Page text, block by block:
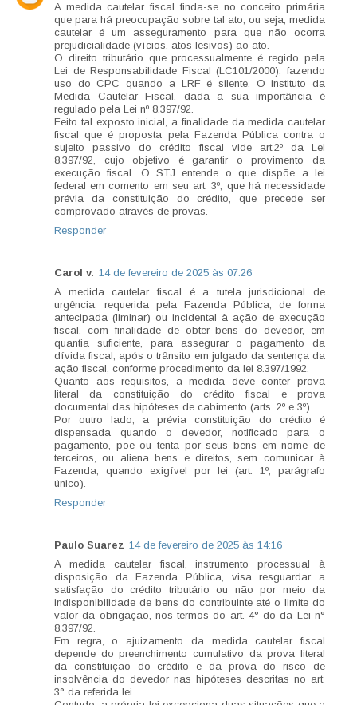
A medida cautelar fiscal finda-se no conceito primária
que para há preocupação sobre tal ato, ou seja, medida
cautelar é um asseguramento para que não ocorra
prejudicialidade (vícios, atos lesivos) ao ato.
O direito tributário que processualmente é regido pela
Lei de Responsabilidade Fiscal (LC101/2000), fazendo
uso do CPC quando a LRF é silente. O instituto da
Medida Cautelar Fiscal, dada a sua importância é
regulado pela Lei nº 8.397/92.
Feito tal exposto inicial, a finalidade da medida cautelar
fiscal que é proposta pela Fazenda Pública contra o
sujeito passivo do crédito fiscal vide art.2º da Lei
8.397/92, cujo objetivo é garantir o provimento da
execução fiscal. O STJ entende o que dispõe a lei
federal em comento em seu art. 3º, que há necessidade
prévia da constituição do crédito, que precede ser
comprovado através de provas.
Responder
Carol v. 14 de fevereiro de 2025 às 07:26
A medida cautelar fiscal é a tutela jurisdicional de
urgência, requerida pela Fazenda Pública, de forma
antecipada (liminar) ou incidental à ação de execução
fiscal, com finalidade de obter bens do devedor, em
quantia suficiente, para assegurar o pagamento da
dívida fiscal, após o trânsito em julgado da sentença da
ação fiscal, conforme procedimento da lei 8.397/1992.
Quanto aos requisitos, a medida deve conter prova
literal da constituição do crédito fiscal e prova
documental das hipóteses de cabimento (arts. 2º e 3º).
Por outro lado, a prévia constituição do crédito é
dispensada quando o devedor, notificado para o
pagamento, põe ou tenta por seus bens em nome de
terceiros, ou aliena bens e direitos, sem comunicar à
Fazenda, quando exigível por lei (art. 1º, parágrafo
único).
Responder
Paulo Suarez 14 de fevereiro de 2025 às 14:16
A medida cautelar fiscal, instrumento processual à
disposição da Fazenda Pública, visa resguardar a
satisfação do crédito tributário ou não por meio da
indisponibilidade de bens do contribuinte até o limite do
valor da obrigação, nos termos do art. 4° do da Lei n°
8.397/92.
Em regra, o ajuizamento da medida cautelar fiscal
depende do preenchimento cumulativo da prova literal
da constituição do crédito e da prova do risco de
insolvência do devedor nas hipóteses descritas no art.
3° da referida lei.